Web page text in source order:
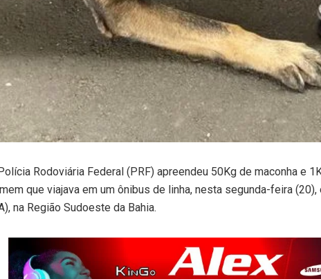
Rodoviária Federal (PRF) apreendeu 50Kg de maconha e
que viajava em um ônibus de linha, nesta segunda-feira
na Região Sudoeste da Bahia.